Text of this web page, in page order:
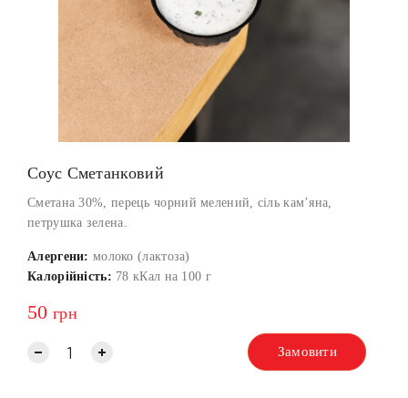
Соус Сметанковий
Сметана 30%, перець чорний мелений, сіль кам’яна,
петрушка зелена.
Алергени: молоко (лактоза)
Калорійність: 78 кКал на 100 г
50 грн
Замовити